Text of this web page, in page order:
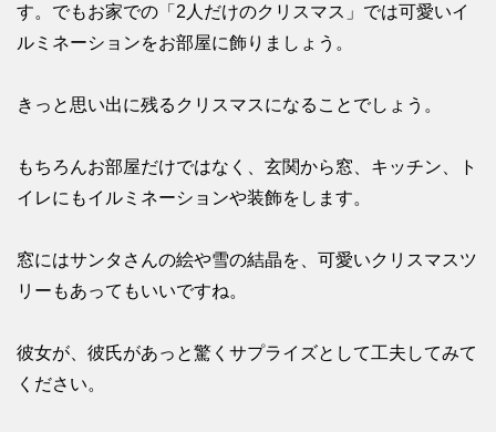
す。でもお家での「2人だけのクリスマス」では可愛いイ
ルミネーションをお部屋に飾りましょう。
きっと思い出に残るクリスマスになることでしょう。
もちろんお部屋だけではなく、玄関から窓、キッチン、ト
イレにもイルミネーションや装飾をします。
窓にはサンタさんの絵や雪の結晶を、可愛いクリスマスツ
リーもあってもいいですね。
彼女が、彼氏があっと驚くサプライズとして工夫してみて
ください。